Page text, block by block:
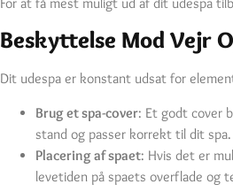
Beskyttelse Mod Vejr
Dit udespa er konstant udsat for
Brug et spa-cover: Et godt cover
stand og passer korrekt til dit spa.
Placering af spaet: Hvis det er
levetiden på spaets overflade og